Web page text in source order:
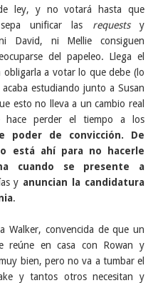
ley, y no votará hasta que
unificar las requestsy
David, ni Mellie consiguen
del papeleo. Llega el
a votar lo que debe (lo
estudiando junto a Susan
esto no lleva a un cambio real
hace perder el tiempo a los
poder de convicción. De
está ahí para no hacerle
cuando se presente a
y anuncian la candidatura
.
Walker, convencida de que un
reúne en casa con Rowan y
bien, pero no va a tumbar el
y tantos otros necesitan y